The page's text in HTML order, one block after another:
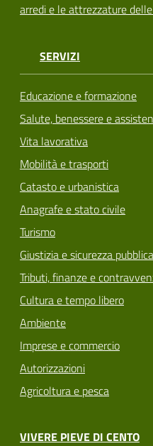
arredi e le attrezzature
SERVIZI
Educazione e formazione
Salute, benessere e
Vita lavorativa
Mobilità e trasporti
Catasto e urbanistica
Anagrafe e stato civile
Turismo
Giustizia e sicurezza pubblica
Tributi, finanze e
Cultura e tempo libero
Ambiente
Imprese e commercio
Autorizzazioni
Agricoltura e pesca
VIVERE PIEVE DI CENTO